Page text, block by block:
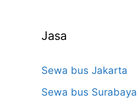
Jasa
Sewa bus Jakarta
Sewa bus Surabaya